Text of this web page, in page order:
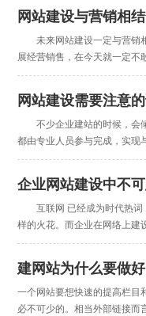
网站建设与营销相
未来网站建设一定与营销
展经营销售，在今天就一定不
网站建设需要注意
不少企业建站的时候，会
都由专业人员参与完成，实现
企业网站建设中不
互联网 已经成为时代热词
样的火花。而企业在网络上建
建网站为什么要做
一个网站要想快速的提高栏目
必不可少的。相当外部链接而